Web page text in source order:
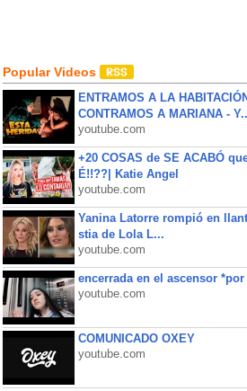
Popular Videos
ENTRAMOS A LA
CONTRAMOS A MARIANA -
youtube.com
+20 COSAS de SE ACABÓ
É!!??| Katie Angel
youtube.com
Yanina Latorre rompió en
stia de Lola L...
youtube.com
encerrada en el ascensor
youtube.com
COMUNICADO OXEY
youtube.com